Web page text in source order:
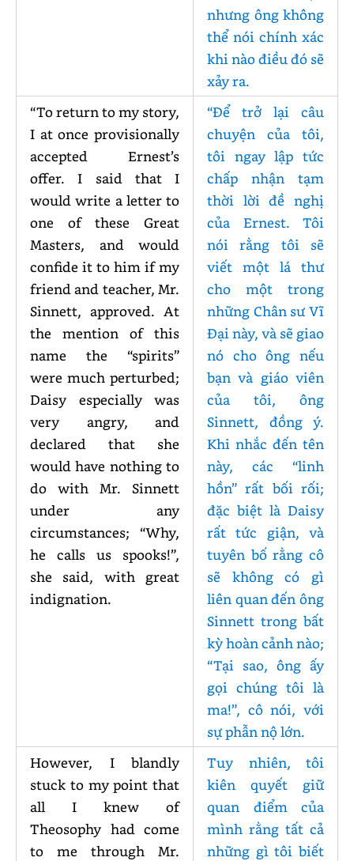
nhưng ông không
thể nói chính xác
khi nào điều đó sẽ
xảy ra.
“To return to my story,
I at once provisionally
accepted Ernest’s
offer. I said that I
would write a letter to
one of these Great
Masters, and would
confide it to him if my
friend and teacher, Mr.
Sinnett, approved. At
the mention of this
name the “spirits”
were much perturbed;
Daisy especially was
very angry, and
declared that she
would have nothing to
do with Mr. Sinnett
under any
circumstances; “Why,
he calls us spooks!”,
she said, with great
indignation.
“Để trở lại câu
chuyện của tôi,
tôi ngay lập tức
chấp nhận tạm
thời lời đề nghị
của Ernest. Tôi
nói rằng tôi sẽ
viết một lá thư
cho một trong
những Chân sư Vĩ
Đại này, và sẽ giao
nó cho ông nếu
bạn và giáo viên
của tôi, ông
Sinnett, đồng ý.
Khi nhắc đến tên
này, các “linh
hồn” rất bối rối;
đặc biệt là Daisy
rất tức giận, và
tuyên bố rằng cô
sẽ không có gì
liên quan đến ông
Sinnett trong bất
kỳ hoàn cảnh nào;
“Tại sao, ông ấy
gọi chúng tôi là
ma!”, cô nói, với
sự phẫn nộ lớn.
However, I blandly
stuck to my point that
all I knew of
Theosophy had come
to me through Mr.
Tuy nhiên, tôi
kiên quyết giữ
quan điểm của
mình rằng tất cả
những gì tôi biết